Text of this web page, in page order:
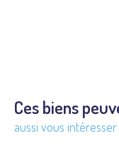
Ces biens
aussi vous intéresser